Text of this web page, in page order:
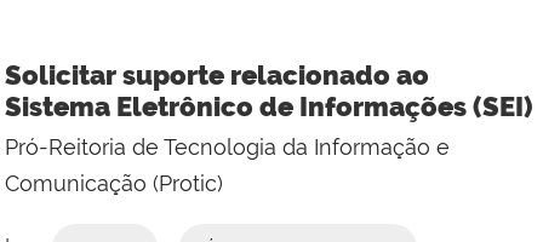
Solicitar suporte relacionado ao
Sistema Eletrônico de Informações (SEI)
Pró-Reitoria de Tecnologia da Informação e
Comunicação (Protic)